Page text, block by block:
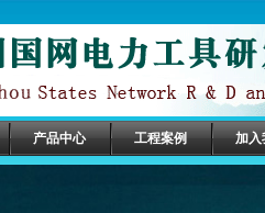
产品中心 工程案例 加入